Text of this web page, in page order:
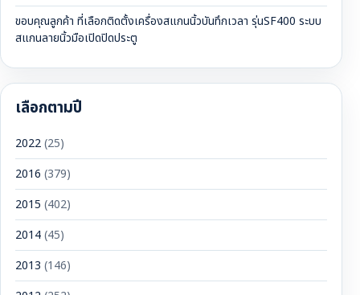
ขอบคุณลูกค้า ที่เลือกติดตั้งเครื่องสแกนนิ้วบันทึกเวลา รุ่นSF400 ระบบ
สแกนลายนิ้วมือเปิดปิดประตู
เลือกตามปี
2022(25)
2016 (379)
2015 (402)
2014(45)
2013 (146)